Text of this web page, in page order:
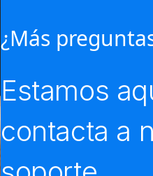
¿Más
Estamos
contacta a